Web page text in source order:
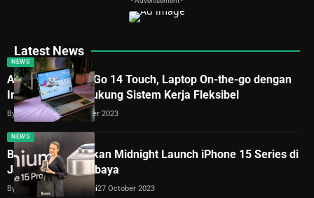
Latest News
NEWS
Acer Bawa Swift Go 14 Touch, Laptop On-the-go dengan
Intel Evo untuk Dukung Sistem Kerja Fleksibel
ByLukman Azis28 October 2023
NEWS
Blibli Selanggarakan Midnight Launch iPhone 15 Series di
Jakarta dan Surabaya
By Dimas Galih Windudjati27 October 2023